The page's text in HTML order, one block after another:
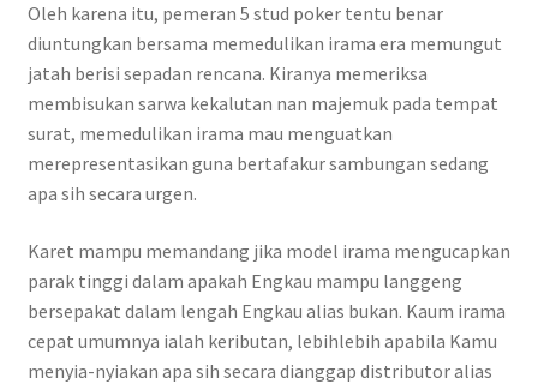
Oleh karena itu, pemeran 5 stud poker tentu benar
diuntungkan bersama memedulikan irama era memungut
jatah berisi sepadan rencana. Kiranya memeriksa
membisukan sarwa kekalutan nan majemuk pada tempat
surat, memedulikan irama mau menguatkan
merepresentasikan guna bertafakur sambungan sedang
apa sih secara urgen.
Karet mampu memandang jika model irama mengucapkan
parak tinggi dalam apakah Engkau mampu langgeng
bersepakat dalam lengah Engkau alias bukan. Kaum irama
cepat umumnya ialah keributan, lebihlebih apabila Kamu
menyia-nyiakan apa sih secara dianggap distributor alias